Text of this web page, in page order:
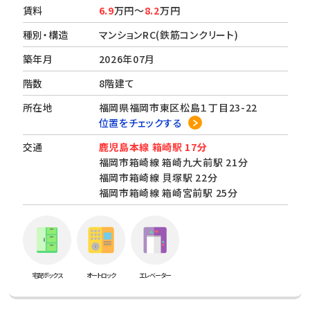
賃料
6.9万円～8.2万円
種別・構造
マンションRC(鉄筋コンクリート)
築年月
2026年07月
階数
8階建て
所在地
福岡県福岡市東区松島１丁目23-22
位置をチェックする
交通
鹿児島本線 箱崎駅 17分
福岡市箱崎線 箱崎九大前駅 21分
福岡市箱崎線 貝塚駅 22分
福岡市箱崎線 箱崎宮前駅 25分
宅配ボックス オートロック エレベーター